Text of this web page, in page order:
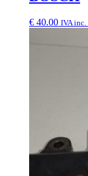
€ 40.00 IVA inc.